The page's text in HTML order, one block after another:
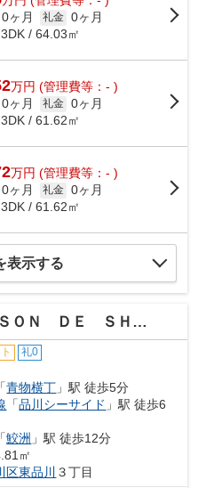
0ヶ月 礼金 0ヶ月
/ 64.03㎡
万円 (管理費等：- )
0ヶ月 礼金 0ヶ月
/ 61.62㎡
万円 (管理費等：- )
0ヶ月 礼金 0ヶ月
/ 61.62㎡
表示する
Ｎ ＤＥ ＳＨＩＯＮ
礼0
「青物横丁 」駅 徒歩5分
「品川シーサイド 」駅 徒歩6
「鮫洲 」駅 徒歩12分
㎡
区東品川 ３丁目